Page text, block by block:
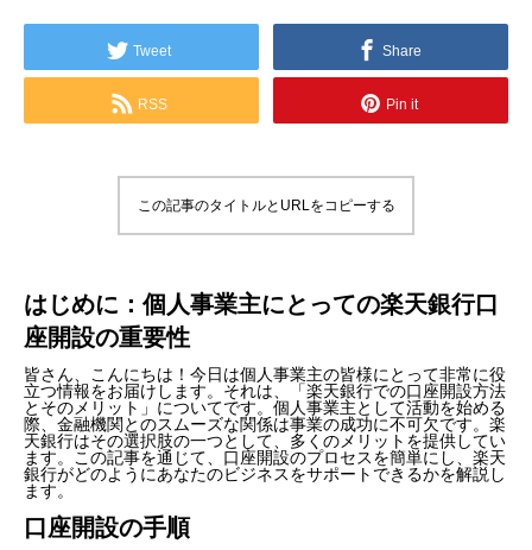
Tweet Share
RSS Pin it
この記事のタイトルとURLをコピーする
はじめに：個人事業主にとっての楽天銀行口
座開設の重要性
皆さん、こんにちは！今日は個人事業主の皆様にとって非常に役
立つ情報をお届けします。それは、「楽天銀行での口座開設方法
とそのメリット」についてです。個人事業主として活動を始める
際、金融機関とのスムーズな関係は事業の成功に不可欠です。楽
天銀行はその選択肢の一つとして、多くのメリットを提供してい
ます。この記事を通じて、口座開設のプロセスを簡単にし、楽天
銀行がどのようにあなたのビジネスをサポートできるかを解説し
ます。
口座開設の手順